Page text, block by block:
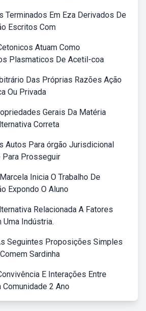
Terminados Em Eza Derivados De
Escritos Com
Atuam Como
Plasmaticos De Acetil-coa
Das Próprias Razões Ação
Ou Privada
Gerais Da Matéria
Correta
Autos Para órgão Jurisdicional
Para Prosseguir
Inicia O Trabalho De
Expondo O Aluno
Relacionada A Fatores
Uma Indústria.
Seguintes Proposições Simples
Sardinha
E Interações Entre
2 Ano